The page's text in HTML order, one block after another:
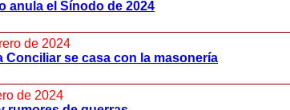
anula el Sínodo de 2024
de 2024
Conciliar se casa con la masonería
de 2024